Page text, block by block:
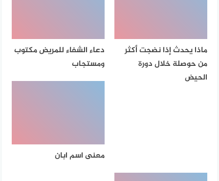
ماذا يحدث إذا نضجت أكثر
من حوصلة خلال دورة
الحيض
دعاء الشفاء للمريض مكتوب
ومستجاب
معنى اسم ابان